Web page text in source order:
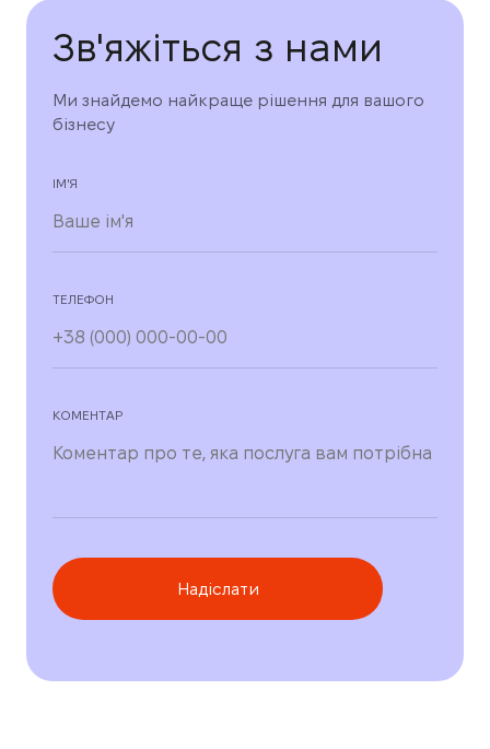
Зв'яжіться з нами
Ми знайдемо найкраще рішення для вашого
бізнесу
ІМ'Я
ТЕЛЕФОН
КОМЕНТАР
Надіслати